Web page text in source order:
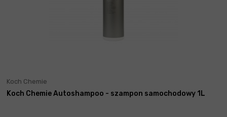
Koch Chemie
Koch Chemie Autoshampoo - szampon samochodowy 1L